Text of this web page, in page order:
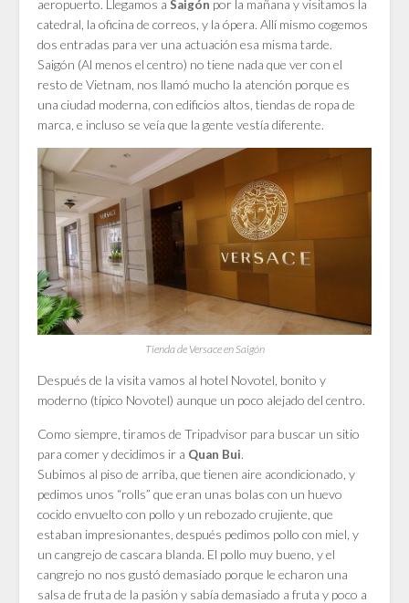
aeropuerto. Llegamos aSaigón por la mañana y visitamos la
catedral, la oficina de correos, y la ópera. Allí mismo cogemos
dos entradas para ver una actuación esa misma tarde.
Saigón (Al menos el centro) no tiene nada que ver con el
resto de Vietnam, nos llamó mucho la atención porque es
una ciudad moderna, con edificios altos, tiendas de ropa de
marca, e incluso se veía que la gente vestía diferente.
Tienda de Versace en Saigón
Después de la visita vamos al hotel Novotel, bonito y
moderno (típico Novotel) aunque un poco alejado del centro.
Como siempre, tiramos de Tripadvisor para buscar un sitio
para comer y decidimos ir a Quan Bui.
Subimos al piso de arriba, que tienen aire acondicionado, y
pedimos unos “rolls” que eran unas bolas con un huevo
cocido envuelto con pollo y un rebozado crujiente, que
estaban impresionantes, después pedimos pollo con miel, y
un cangrejo de cascara blanda. El pollo muy bueno, y el
cangrejo no nos gustó demasiado porque le echaron una
salsa de fruta de la pasión y sabía demasiado a fruta y poco a